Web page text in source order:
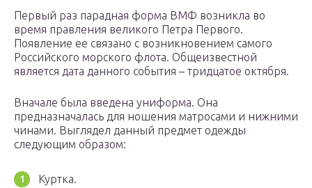
Первый раз парадная форма ВМФ возникла во
время правления великого Петра Первого.
Появление ее связано с возникновением самого
Российского морского флота. Общеизвестной
является дата данного события – тридцатое октября.
Вначале была введена униформа. Она
предназначалась для ношения матросами и нижними
чинами. Выглядел данный предмет одежды
следующим образом:
Куртка.